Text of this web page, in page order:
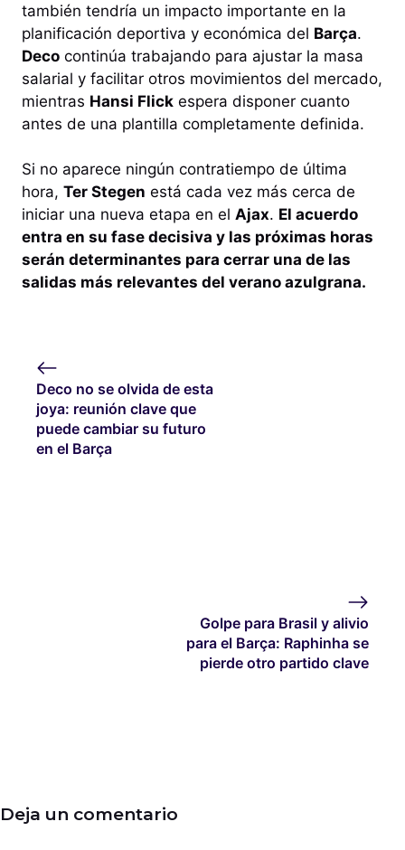
también tendría un impacto importante en la
planificación deportiva y económica del Barça.
Deco continúa trabajando para ajustar la masa
salarial y facilitar otros movimientos del mercado,
mientras Hansi Flick espera disponer cuanto
antes de una plantilla completamente definida.
Si no aparece ningún contratiempo de última
hora, Ter Stegen está cada vez más cerca de
iniciar una nueva etapa en el Ajax. El acuerdo
entra en su fase decisiva y las próximas horas
serán determinantes para cerrar una de las
salidas más relevantes del verano azulgrana.
Deco no se olvida de esta
joya: reunión clave que
puede cambiar su futuro
en el Barça
Golpe para Brasil y alivio
para el Barça: Raphinha se
pierde otro partido clave
Deja un comentario